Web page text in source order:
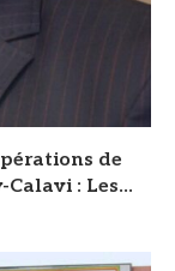
de
: Les...